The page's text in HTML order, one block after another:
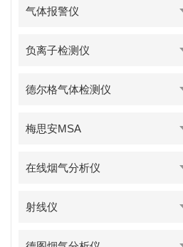
气体报警仪
负离子检测仪
德尔格气体检测仪
梅思安MSA
在线烟气分析仪
射线仪